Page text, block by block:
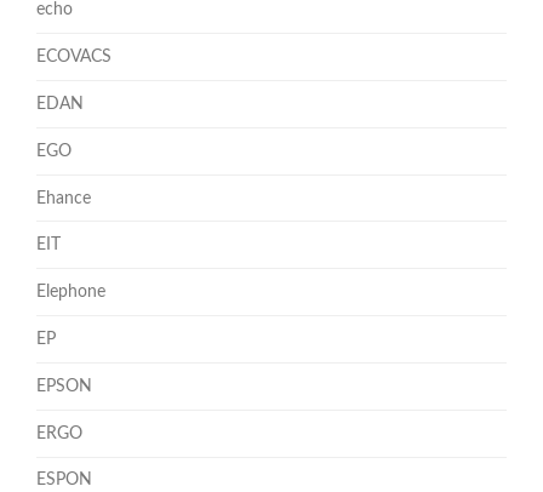
echo
ECOVACS
EDAN
EGO
Ehance
EIT
Elephone
EP
EPSON
ERGO
ESPON